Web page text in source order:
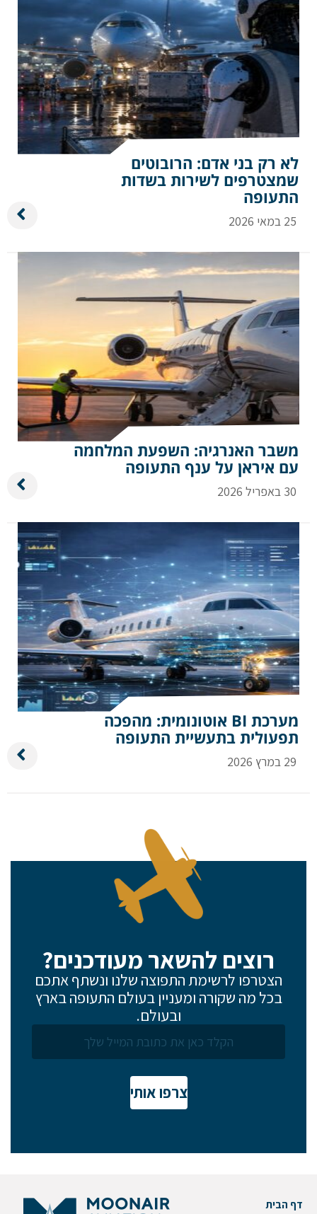
לא רק בני אדם: הרובוטים
שמצטרפים לשירות בשדות
התעופה
25 במאי 2026
משבר האנרגיה: השפעת המלחמה
עם איראן על ענף התעופה
30 באפריל 2026
מערכת BI אוטונומית: מהפכה
תפעולית בתעשיית התעופה
29 במרץ 2026
רוצים להשאר מעודכנים?
הצטרפו לרשימת התפוצה שלנו ונשתף אתכם
בכל מה שקורה ומעניין בעולם התעופה בארץ
ובעולם.
צרפו אותי
דף הבית